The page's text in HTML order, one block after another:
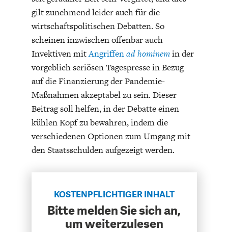
FACHKRÄFTEMANGEL
FINANZMÄRKTE
gilt zunehmend leider auch für die
wirtschaftspolitischen Debatten. So
scheinen inzwischen offenbar auch
Invektiven mitAngriffenad hominemin der
vorgeblich seriösen Tagespresse in Bezug
auf die Finanzierung der Pandemie-
Maßnahmen akzeptabel zu sein. Dieser
Beitrag soll helfen, in der Debatte einen
kühlen Kopf zu bewahren, indem die
verschiedenen Optionen zum Umgang mit
den Staatsschulden aufgezeigt werden.
KOSTENPFLICHTIGER INHALT
Bitte melden Sie sich an,
um weiterzulesen